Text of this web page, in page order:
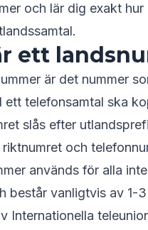
och lär dig exakt
ett
är det nummer
ett telefonsamtal ska
slås efter
och
används för alla
består vanligtvis av 1-
Internationella